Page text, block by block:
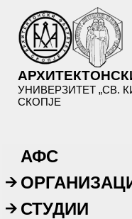
УНИВЕРЗИТЕТ „СВ.
СКОПЈЕ
АФС
СТУДИИ